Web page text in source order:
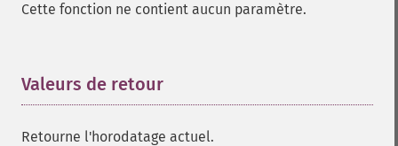
Cette fonction ne contient aucun paramètre.
Valeurs de retour
Retourne l'horodatage actuel.